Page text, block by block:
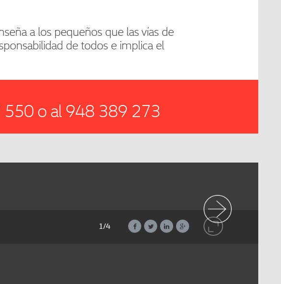
a los pequeños que las vías de
de todos e implica el
550 o al 948 389 273
1/4